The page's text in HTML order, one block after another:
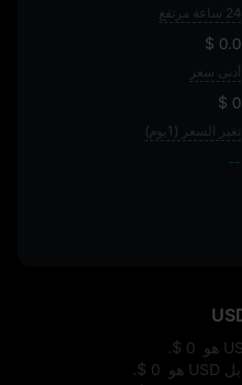
24 ساعة مرتفع
$ 0.0
أدنى سعر
$ 0
تغير السعر (1يوم)
--
$ 0
$ 0